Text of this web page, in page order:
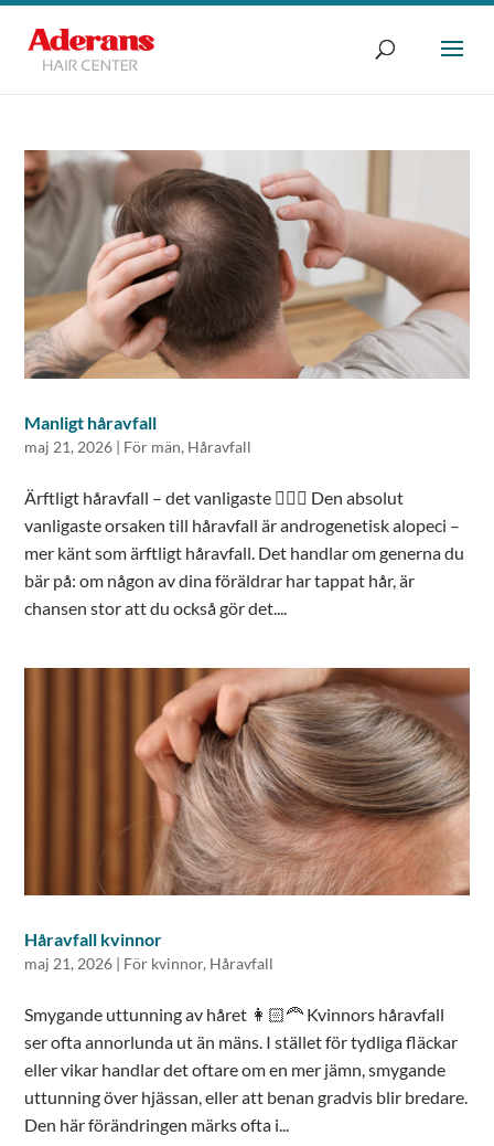
Manligt håravfall
maj 21, 2026 | För män, Håravfall
Ärftligt håravfall – det vanligaste 👱🏻‍♂️ Den absolut
vanligaste orsaken till håravfall är androgenetisk alopeci –
mer känt som ärftligt håravfall. Det handlar om generna du
bär på: om någon av dina föräldrar har tappat hår, är
chansen stor att du också gör det....
Håravfall kvinnor
maj 21, 2026 | För kvinnor, Håravfall
Smygande uttunning av håret 👩🏻‍🦰 Kvinnors håravfall
ser ofta annorlunda ut än mäns. I stället för tydliga fläckar
eller vikar handlar det oftare om en mer jämn, smygande
uttunning över hjässan, eller att benan gradvis blir bredare.
Den här förändringen märks ofta i...